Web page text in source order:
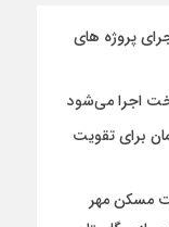
پروژه های
اجرا می‌شود
برای تقویت
مسکن مهر